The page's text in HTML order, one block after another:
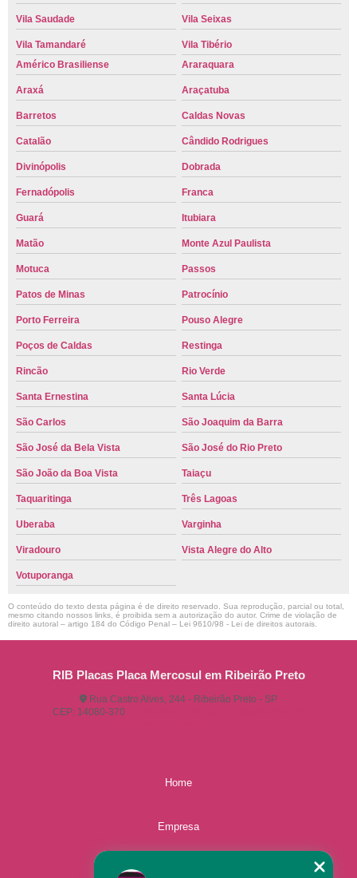
Vila Saudade Vila Seixas
Vila Tamandaré
Vila Tibério
Américo Brasiliense
Araraquara
Araxá Araçatuba
Barretos Caldas Novas
Catalão Cândido Rodrigues
Divinópolis Dobrada
Fernadópolis Franca
Guará Itubiara
Matão Monte Azul Paulista
Motuca Passos
Patos de Minas Patrocínio
Porto Ferreira Pouso Alegre
Poços de Caldas Restinga
Rincão Rio Verde
Santa Ernestina Santa Lúcia
São Carlos São Joaquim da Barra
São José da Bela Vista São José do Rio Preto
São João da Boa Vista Taiaçu
Taquaritinga Três Lagoas
Uberaba Varginha
Viradouro Vista Alegre do Alto
Votuporanga
O conteúdo do texto desta página é de direito reservado. Sua reprodução, parcial ou total,
mesmo citando nossos links, é proibida sem a autorização do autor. Crime de violação de
direito autoral – artigo 184 do Código Penal – Lei 9610/98 - Lei de direitos autorais
RIB Placas Placa Mercosul em Ribeirão Preto
Rua Castro Alves, 244 - Ribeirão Preto - SP
CEP: 14080-370
Home
Empresa